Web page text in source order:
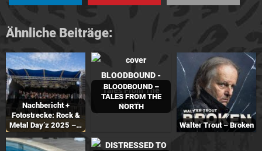
Ähnliche Beiträge:
Nachbericht +
Fotostrecke: Rock &
Metal Day’z 2025 –…
BLOODBOUND –
TALES FROM THE
NORTH
Walter Trout – Broken